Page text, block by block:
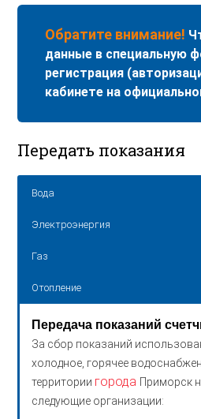
Обратите внимание!
данные в специальную
регистрация
кабинете на
Передать показания
Вода
Электроэнергия
Газ
Отопление
Передача показаний
За сбор показаний
холодное, горячее
территории города Приморск
следующие организации: